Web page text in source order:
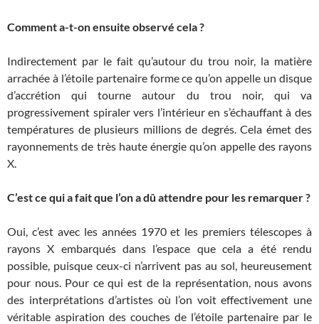
Comment a-t-on ensuite observé cela ?
Indirectement par le fait qu’autour du trou noir, la matière
arrachée à l’étoile partenaire forme ce qu’on appelle un disque
d’accrétion qui tourne autour du trou noir, qui va
progressivement spiraler vers l’intérieur en s’échauffant à des
températures de plusieurs millions de degrés. Cela émet des
rayonnements de très haute énergie qu’on appelle des rayons
X.
C’est ce qui a fait que l’on a dû attendre pour les remarquer ?
Oui, c’est avec les années 1970 et les premiers télescopes à
rayons X embarqués dans l’espace que cela a été rendu
possible, puisque ceux-ci n’arrivent pas au sol, heureusement
pour nous. Pour ce qui est de la représentation, nous avons
des interprétations d’artistes où l’on voit effectivement une
véritable aspiration des couches de l’étoile partenaire par le